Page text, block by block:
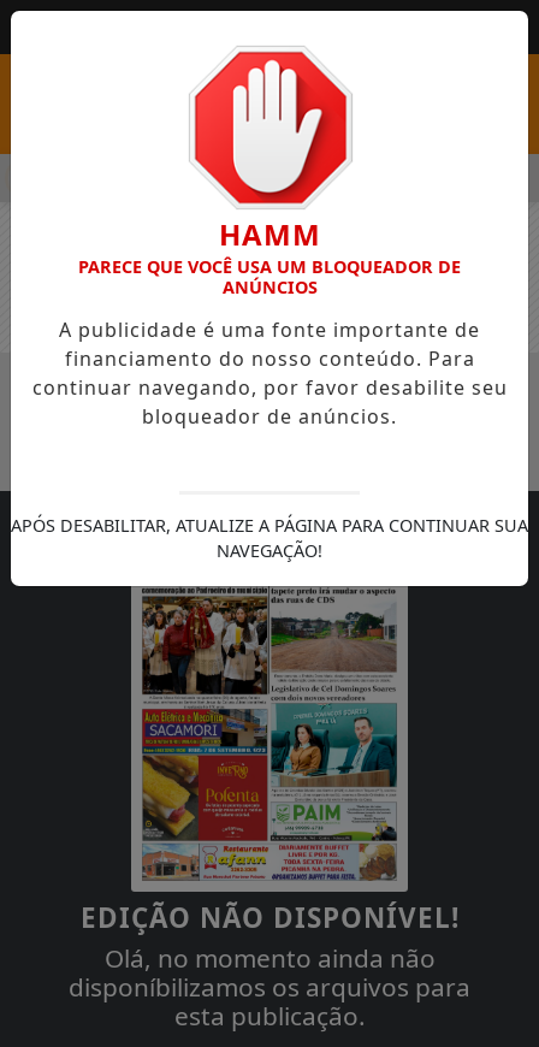
PSS COM VAGAS EM SEIS FUNÇÕES E SALÁRIOS QUE
EDIÇÃO N° EDIÇÃO 1849EM08/08/2025
Edição 1849
EDIÇÃO NÃO DISPONÍVEL!
Olá, no momento ainda não
disponíbilizamos os arquivos para
esta publicação.
HAMM
PARECE QUE VOCÊ USA UM BLOQUEADOR DE
ANÚNCIOS
A publicidade é uma fonte importante de
financiamento do nosso conteúdo. Para
continuar navegando, por favor desabilite seu
bloqueador de anúncios.
APÓS DESABILITAR, ATUALIZE A PÁGINA PARA CONTINUAR SUA
NAVEGAÇÃO!